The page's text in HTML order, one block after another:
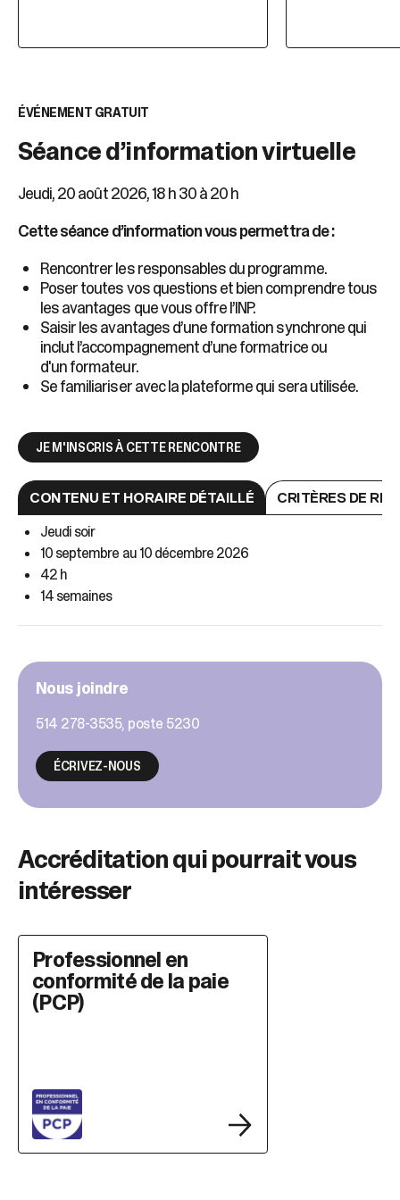
ÉVÉNEMENT GRATUIT
Séance d’information virtuelle
Jeudi, 20 août 2026, 18 h 30 à 20 h
Cette séance d’information vous permettra de :
Rencontrer les responsables du programme.
Poser toutes vos questions et bien comprendre tous
les avantages que vous offre l’INP.
Saisir les avantages d’une formation synchrone qui
inclut l’accompagnement d’une formatrice ou
d'un formateur.
Se familiariser avec la plateforme qui sera utilisée.
JE M'INSCRIS À CETTE RENCONTRE
CONTENU ET HORAIRE DÉTAILLÉ CRITÈRES DE
Jeudi soir
10 septembre au 10 décembre 2026
42 h
14 semaines
Nous joindre
514 278-3535, poste 5230
ÉCRIVEZ-NOUS
Accréditation qui pourrait vous
intéresser
Professionnel en
conformité de la paie
(PCP)